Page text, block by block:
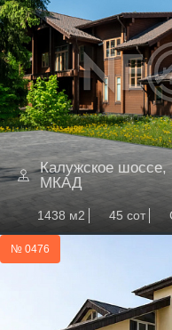
Калужское шоссе,
МКАД
1438 м2 45 сот
№ 0476